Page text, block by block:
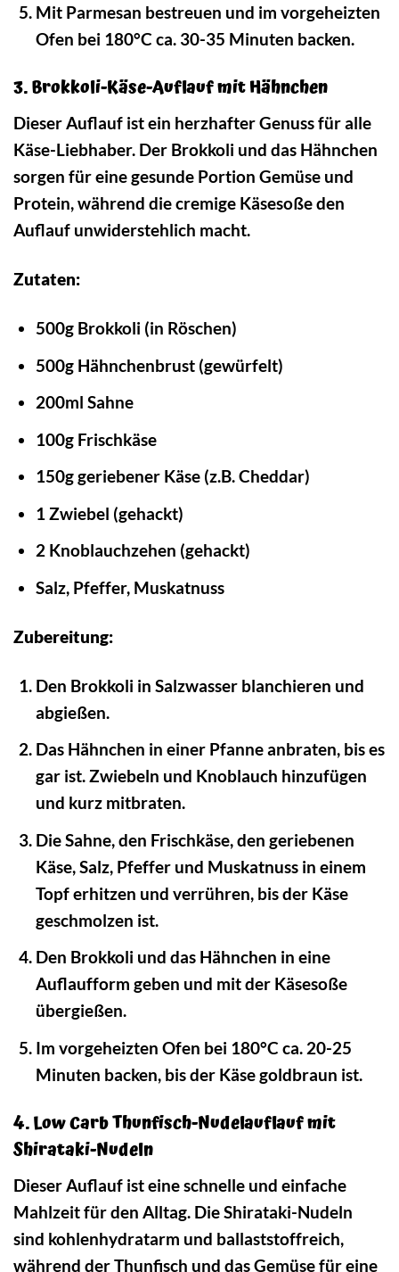
Mit Parmesan bestreuen und im vorgeheizten
Ofen bei 180°C ca. 30-35 Minuten backen.
3. Brokkoli-Käse-Auflauf mit Hähnchen
Dieser Auflauf ist ein herzhafter Genuss für alle
Käse-Liebhaber. Der Brokkoli und das Hähnchen
sorgen für eine gesunde Portion Gemüse und
Protein, während die cremige Käsesoße den
Auflauf unwiderstehlich macht.
Zutaten:
500g Brokkoli (in Röschen)
500g Hähnchenbrust (gewürfelt)
200ml Sahne
100g Frischkäse
150g geriebener Käse (z.B. Cheddar)
1 Zwiebel (gehackt)
2 Knoblauchzehen (gehackt)
Salz, Pfeffer, Muskatnuss
Zubereitung:
Den Brokkoli in Salzwasser blanchieren und
abgießen.
Das Hähnchen in einer Pfanne anbraten, bis es
gar ist. Zwiebeln und Knoblauch hinzufügen
und kurz mitbraten.
Die Sahne, den Frischkäse, den geriebenen
Käse, Salz, Pfeffer und Muskatnuss in einem
Topf erhitzen und verrühren, bis der Käse
geschmolzen ist.
Den Brokkoli und das Hähnchen in eine
Auflaufform geben und mit der Käsesoße
übergießen.
Im vorgeheizten Ofen bei 180°C ca. 20-25
Minuten backen, bis der Käse goldbraun ist.
4. Low Carb Thunfisch-Nudelauflauf mit
Shirataki-Nudeln
Dieser Auflauf ist eine schnelle und einfache
Mahlzeit für den Alltag. Die Shirataki-Nudeln
sind kohlenhydratarm und ballaststoffreich,
während der Thunfisch und das Gemüse für eine